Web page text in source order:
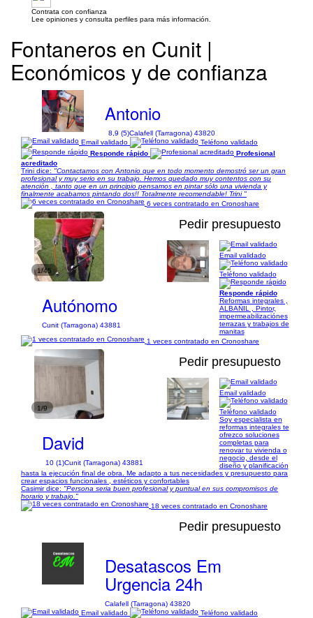
Contrata con confianza
Lee opiniones y consulta perfiles para más información.
Fontaneros en Cunit |
Económicos y de confianza
Antonio
8,9 (5)Calafell (Tarragona) 43820
Email validado
Teléfono validado
Responde rápido
Profesional
acreditado
Trini dice: "Contactamos con Antonio que en todo momento demostró ser un gran
profesional y muy serio en su trabajo. Hemos quedado muy contentos con su
atención , tanto que en un principio pensamos en pintar sólo una vivienda y
finalmente acabamos pintando dos!! Totalmente recomendable! Trini "
6 veces contratado en Cronoshare
1/45
Pedir presupuesto
Autónomo
Cunit (Tarragona) 43881
Email validado
Teléfono validado
Responde rápido
Reformas integrales ,
ALBAÑIL , Pintor,
impermeabilizaciónes
terrazas y trabajos de
manitas
1 veces contratado en Cronoshare
1/9
Pedir presupuesto
David
10 (1)Cunit (Tarragona) 43881
Email validado
Teléfono validado
Soy especialista en
reformas integrales te
ofrezco soluciones
completas para
renovar tu vivienda o
negocio, desde el
diseño y planificación
hasta la ejecución final de obra. Me adapto a tus necesidades y presupuesto para
crear espacios funcionales , estéticos y confortables
Casimir dice: "Persona seria buen profesional y puntual en sus compromisos de
horario y trabajo."
18 veces contratado en Cronoshare
Pedir presupuesto
Desatascos Em
Urgencia 24h
Calafell (Tarragona) 43820
Email validado
Teléfono validado